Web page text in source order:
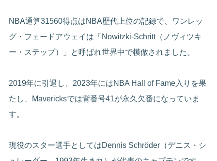
NBA通算31560得点はNBA歴代上位の記録で、ワンレッ
グ・フェードアウェイは「Nowitzki-Schritt（ノヴィツキ
ー・ステップ）」と呼ばれ世界中で模倣されました。
2019年に引退し、2023年にはNBA Hall of Fame入りを果
たし、Mavericksでは背番号41が永久欠番になっていま
す。
現役のスター選手としてはDennis Schröder（デニス・シ